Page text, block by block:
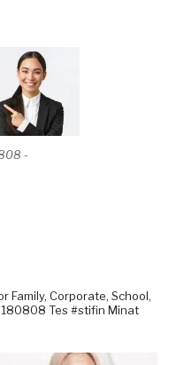
-
Family, Corporate, School,
Tes #stifin Minat